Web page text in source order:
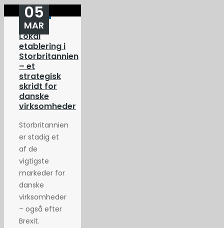
Lokal
etablering i
Storbritannien
– et
strategisk
skridt for
danske
virksomheder
05
MAR
Storbritannien
er stadig et
af de
vigtigste
markeder for
danske
virksomheder
– også efter
Brexit.